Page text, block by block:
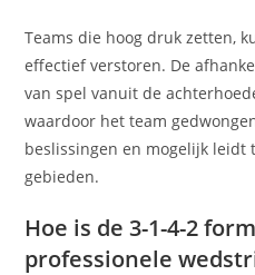
Teams die hoog druk zetten,
effectief verstoren. De
van spel vanuit de
waardoor het team
beslissingen en mogelijk leidt
gebieden.
Hoe is de 3-1-4-2
professionele